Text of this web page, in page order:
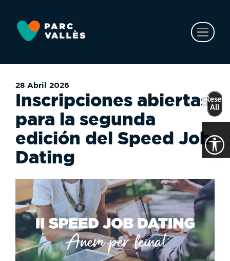
contenido
principal
28 Abril 2026
Inscripciones abiertas
para la segunda
edición del Speed Job
Dating
Reset
All